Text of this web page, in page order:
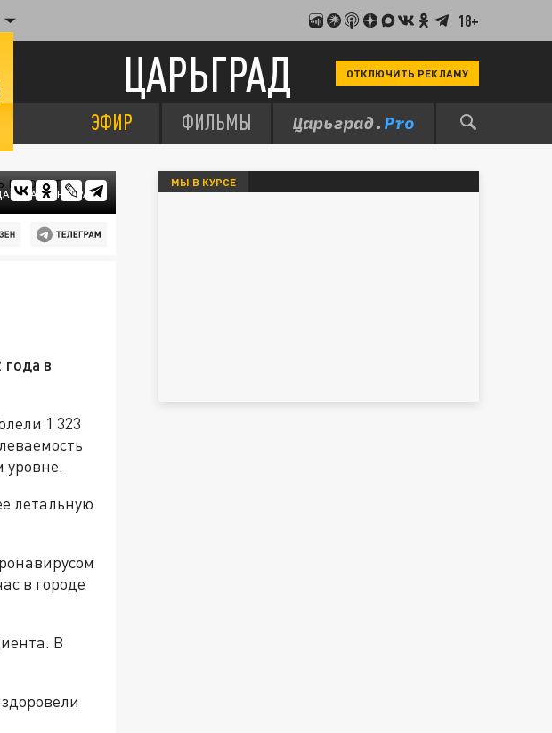
18+
ЦАРЬГРАД ОТКЛЮЧИТЬ РЕКЛАМУ
ЭФИР ФИЛЬМЫ
ЦАРЬГРАД
в
1 323
уровне.
летальную
в городе
В
МЫ В КУРСЕ